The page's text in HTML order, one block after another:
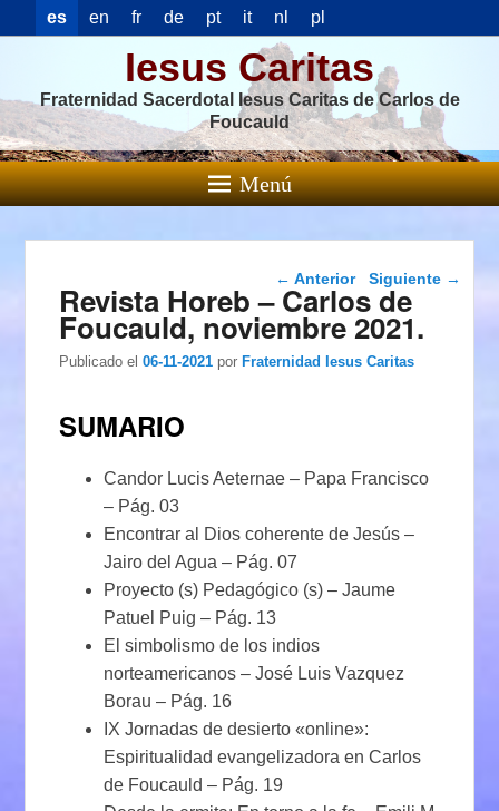
es en fr de pt it nl pl
Iesus Caritas
Fraternidad Sacerdotal Iesus Caritas de Carlos de
Foucauld
Menú
Navegación de
entradas
← Anterior Siguiente →
Revista Horeb – Carlos de
Foucauld, noviembre 2021.
Publicado el 06-11-2021 porFraternidad Iesus Caritas
SUMARIO
Candor Lucis Aeternae – Papa Francisco
– Pág. 03
Encontrar al Dios coherente de Jesús –
Jairo del Agua – Pág. 07
Proyecto (s) Pedagógico (s) – Jaume
Patuel Puig – Pág. 13
El simbolismo de los indios
norteamericanos – José Luis Vazquez
Borau – Pág. 16
IX Jornadas de desierto «online»:
Espiritualidad evangelizadora en Carlos
de Foucauld – Pág. 19